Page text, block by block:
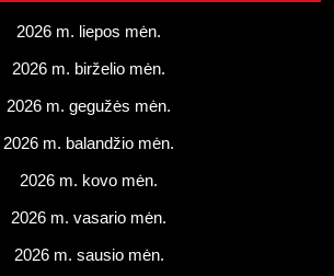
2026 m. liepos mėn.
2026 m. birželio mėn.
2026 m. gegužės mėn.
2026 m. balandžio mėn.
2026 m. kovo mėn.
2026 m. vasario mėn.
2026 m. sausio mėn.